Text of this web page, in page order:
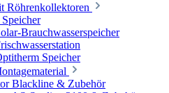
Röhrenkollektoren
Brauchwasserspeicher
Speicher
Blackline & Zubehör